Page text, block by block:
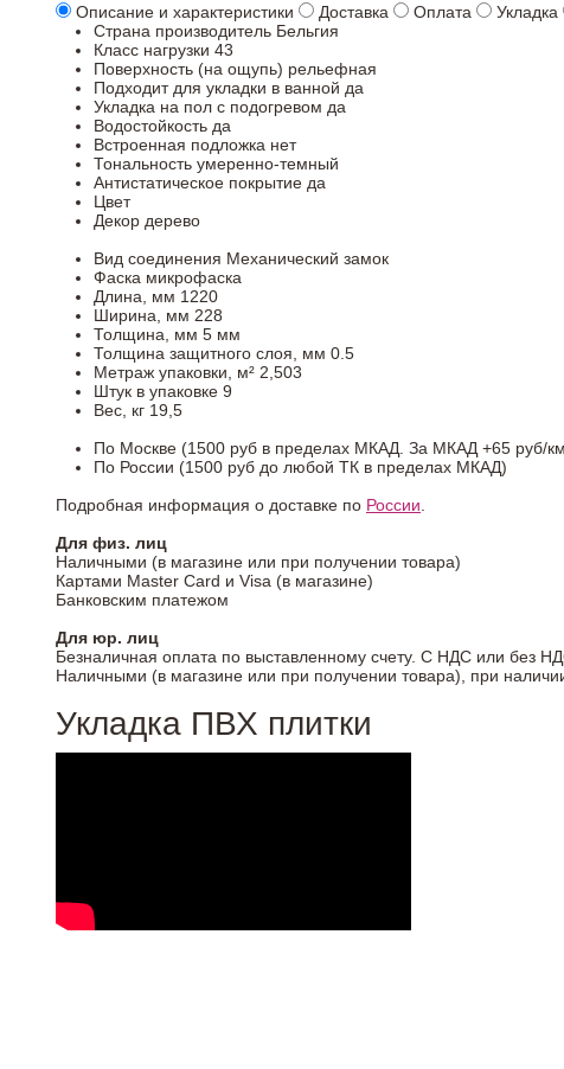
Описание и характеристики Доставка Оплата Укладка
Страна производитель Бельгия
Класс нагрузки 43
Поверхность (на ощупь) рельефная
Подходит для укладки в ванной да
Укладка на пол c подогревом да
Водостойкость да
Встроенная подложка нет
Тональность умеренно-темный
Антистатическое покрытие да
Цвет
Декор дерево
Вид соединения Механический замок
Фаска микрофаска
Длина, мм 1220
Ширина, мм 228
Толщина, мм 5 мм
Толщина защитного слоя, мм 0.5
Метраж упаковки, м² 2,503
Штук в упаковке 9
Вес, кг 19,5
По Москве (1500 руб в пределах МКАД. За МКАД +65 руб/
По России (1500 руб до любой ТК в пределах МКАД)
Подробная информация о доставке по России
Для физ. лиц
Наличными (в магазине или при получении товара)
Картами Master Card и Visa (в магазине)
Банковским платежом
Для юр. лиц
Безналичная оплата по выставленному счету. С НДС или без
Наличными (в магазине или при получении товара), при
Укладка ПВХ плитки